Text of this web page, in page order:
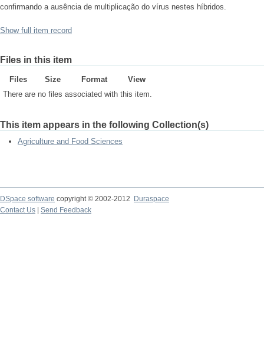
confirmando a ausência de multiplicação do vírus nestes híbridos.
Show full item record
Files in this item
Files Size Format
View
There are no files associated with this item.
This item appears in the following Collection(s)
Agriculture and Food Sciences
DSpace software copyright © 2002-2012
Duraspace
Contact Us
Send Feedback